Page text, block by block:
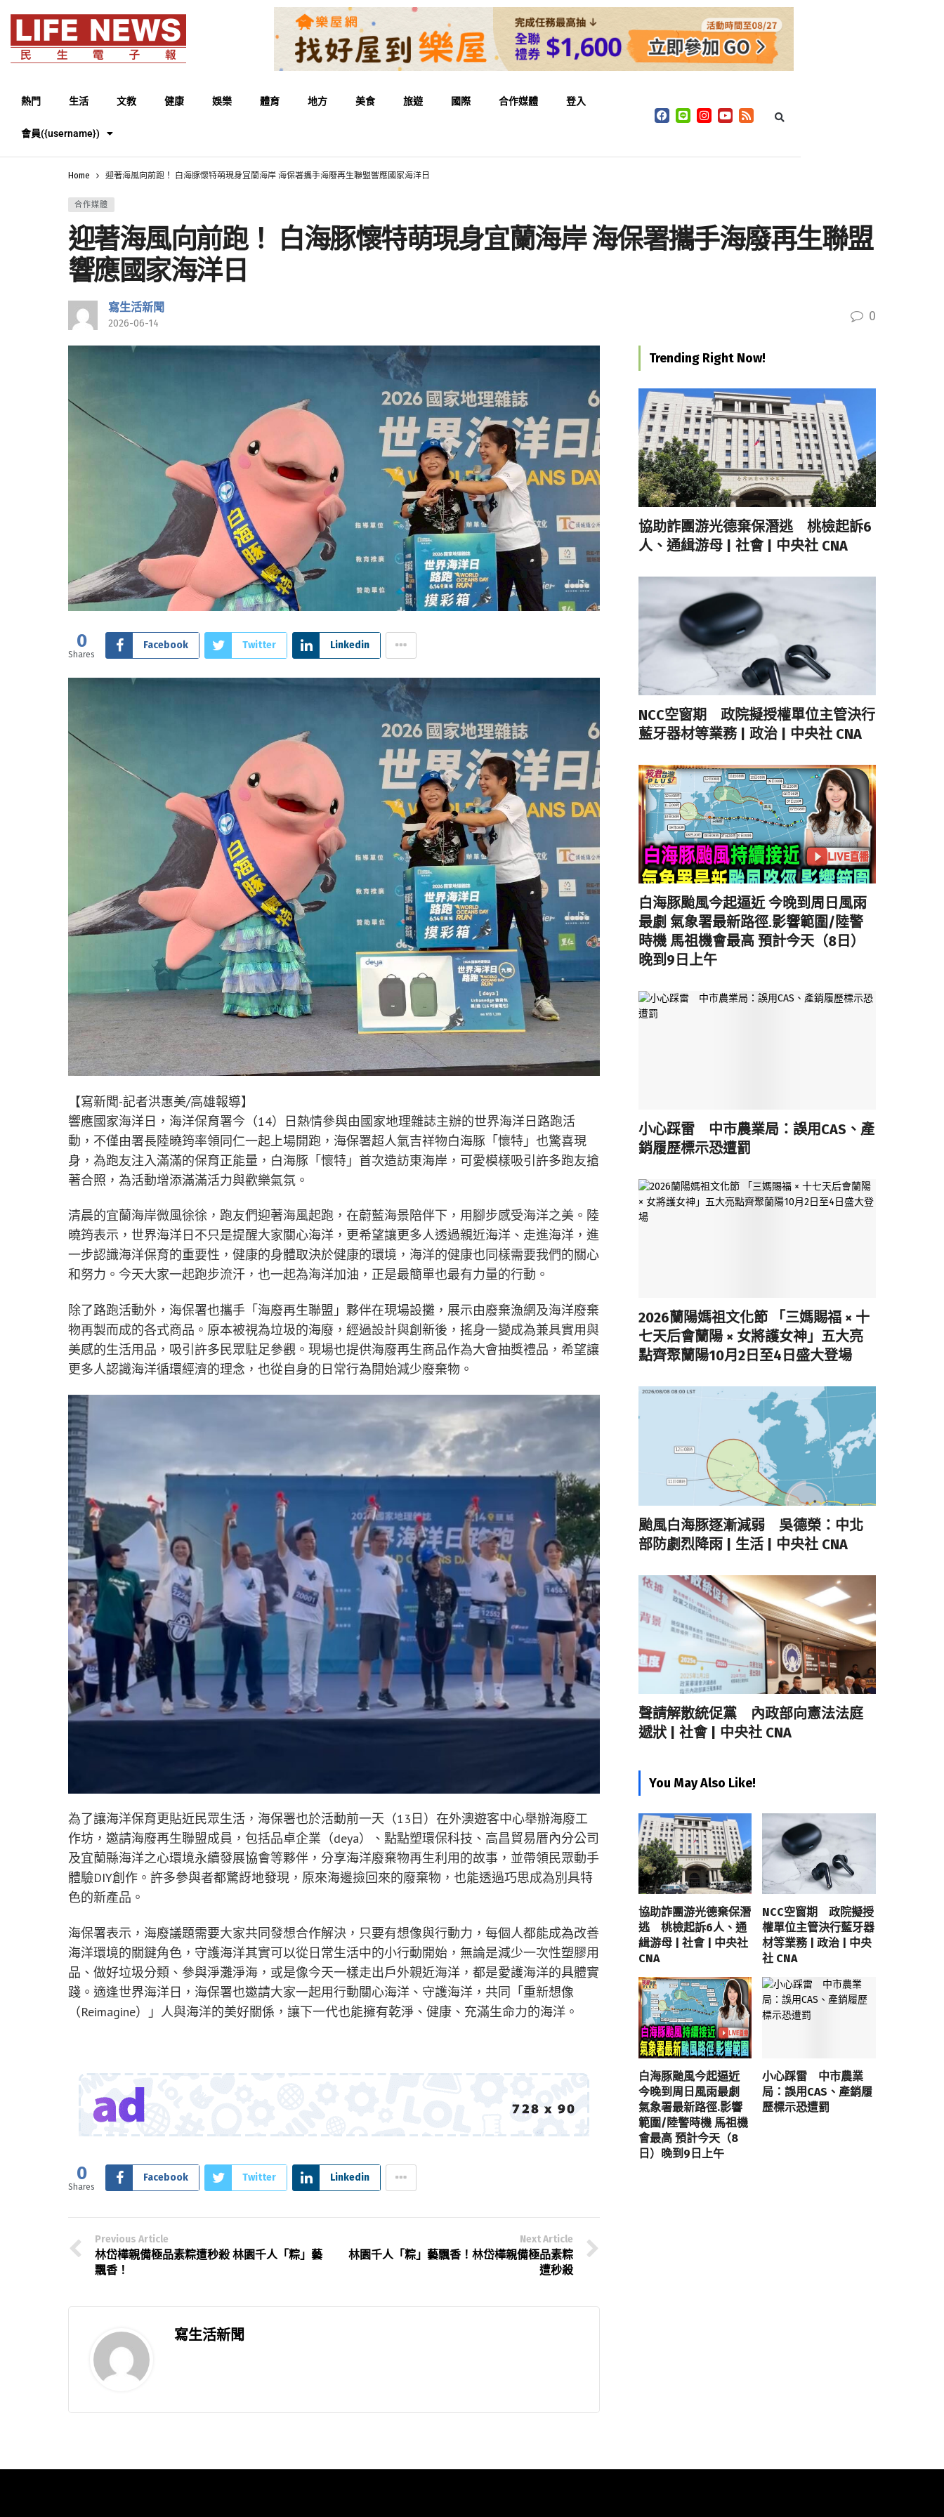
熱門 生活 文教 健康 娛樂 體育 地方 美食 旅遊 國際 合作媒體 登入
會員({username})
Home 迎著海風向前跑！ 白海豚懷特萌現身宜蘭海岸 海保署攜手海廢再生聯盟響應國家海洋日
合作媒體
迎著海風向前跑！ 白海豚懷特萌現身宜蘭海岸 海保署攜手海廢再生聯盟
響應國家海洋日
寫生活新聞
2026-06-14 0
0
Shares
Facebook Twitter Linkedin
【寫新聞-記者洪惠美/高雄報導】
響應國家海洋日，海洋保育署今（14）日熱情參與由國家地理雜誌主辦的世界海洋日路跑活
動，不僅由署長陸曉筠率領同仁一起上場開跑，海保署超人氣吉祥物白海豚「懷特」也驚喜現
身，為跑友注入滿滿的保育正能量，白海豚「懷特」首次造訪東海岸，可愛模樣吸引許多跑友搶
著合照，為活動增添滿滿活力與歡樂氣氛。
清晨的宜蘭海岸微風徐徐，跑友們迎著海風起跑，在蔚藍海景陪伴下，用腳步感受海洋之美。陸
曉筠表示，世界海洋日不只是提醒大家關心海洋，更希望讓更多人透過親近海洋、走進海洋，進
一步認識海洋保育的重要性，健康的身體取決於健康的環境，海洋的健康也同樣需要我們的關心
和努力。今天大家一起跑步流汗，也一起為海洋加油，正是最簡單也最有力量的行動。
除了路跑活動外，海保署也攜手「海廢再生聯盟」夥伴在現場設攤，展示由廢棄漁網及海洋廢棄
物再製而成的各式商品。原本被視為垃圾的海廢，經過設計與創新後，搖身一變成為兼具實用與
美感的生活用品，吸引許多民眾駐足參觀。現場也提供海廢再生商品作為大會抽獎禮品，希望讓
更多人認識海洋循環經濟的理念，也從自身的日常行為開始減少廢棄物。
為了讓海洋保育更貼近民眾生活，海保署也於活動前一天（13日）在外澳遊客中心舉辦海廢工
作坊，邀請海廢再生聯盟成員，包括品卓企業（deya）、點點塑環保科技、高昌貿易厝內分公司
及宜蘭縣海洋之心環境永續發展協會等夥伴，分享海洋廢棄物再生利用的故事，並帶領民眾動手
體驗DIY創作。許多參與者都驚訝地發現，原來海邊撿回來的廢棄物，也能透過巧思成為別具特
色的新產品。
海保署表示，海廢議題需要大家共同發想合作解決，只要有想像與行動力，每個人都能成為改善
海洋環境的關鍵角色，守護海洋其實可以從日常生活中的小行動開始，無論是減少一次性塑膠用
品、做好垃圾分類、參與淨灘淨海，或是像今天一樣走出戶外親近海洋，都是愛護海洋的具體實
踐。適逢世界海洋日，海保署也邀請大家一起用行動關心海洋、守護海洋，共同「重新想像
（Reimagine）」人與海洋的美好關係，讓下一代也能擁有乾淨、健康、充滿生命力的海洋。
0
Shares
Facebook Twitter Linkedin
Previous Article
林岱樺親備極品素粽遭秒殺 林園千人「粽」藝
飄香！
Next Article
林園千人「粽」藝飄香！林岱樺親備極品素粽
遭秒殺
寫生活新聞
Trending Right Now!
協助詐團游光德棄保潛逃 桃檢起訴6
人、通緝游母 | 社會 | 中央社 CNA
NCC空窗期 政院擬授權單位主管決行
藍牙器材等業務 | 政治 | 中央社 CNA
白海豚颱風今起逼近 今晚到周日風雨
最劇 氣象署最新路徑.影響範圍/陸警
時機 馬祖機會最高 預計今天（8日）
晚到9日上午
小心踩雷 中市農業局：誤用CAS、產
銷履歷標示恐遭罰
2026蘭陽媽祖文化節 「三媽賜福 × 十
七天后會蘭陽 × 女將護女神」五大亮
點齊聚蘭陽10月2日至4日盛大登場
颱風白海豚逐漸減弱 吳德榮：中北
部防劇烈降雨 | 生活 | 中央社 CNA
聲請解散統促黨 內政部向憲法法庭
遞狀 | 社會 | 中央社 CNA
You May Also Like!
協助詐團游光德棄保潛
逃 桃檢起訴6人、通
緝游母 | 社會 | 中央社
CNA
NCC空窗期 政院擬授
權單位主管決行藍牙器
材等業務 | 政治 | 中央
社 CNA
白海豚颱風今起逼近
今晚到周日風雨最劇
氣象署最新路徑.影響
範圍/陸警時機 馬祖機
會最高 預計今天（8
日）晚到9日上午
小心踩雷 中市農業
局：誤用CAS、產銷履
歷標示恐遭罰